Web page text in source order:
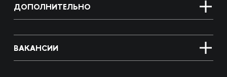
ДОПОЛНИТЕЛЬНО
ВАКАНСИИ